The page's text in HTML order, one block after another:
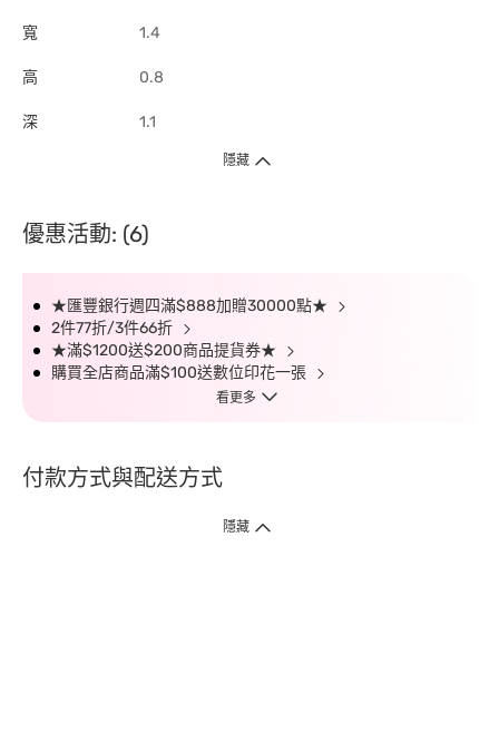
寬 1.4
高 0.8
深 1.1
隱藏
優惠活動: (6)
★匯豐銀行週四滿$888加贈30000點★
2件77折/3件66折
★滿$1200送$200商品提貨券★
購買全店商品滿$100送數位印花一張
看更多
付款方式與配送方式
隱藏